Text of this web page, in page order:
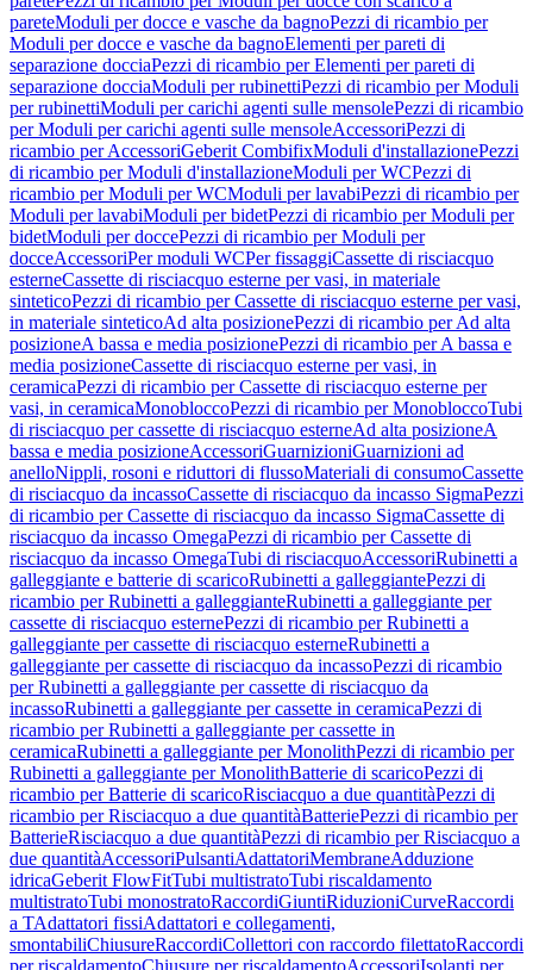
pareteModuli per docce e vasche da bagnoPezzi di ricambio per
Moduli per docce e vasche da bagnoElementi per pareti di
separazione docciaPezzi di ricambio per Elementi per pareti di
separazione docciaModuli per rubinettiPezzi di ricambio per Moduli
per rubinettiModuli per carichi agenti sulle mensolePezzi di ricambio
per Moduli per carichi agenti sulle mensoleAccessoriPezzi di
ricambio per AccessoriGeberit CombifixModuli d'installazionePezzi
di ricambio per Moduli d'installazioneModuli per WCPezzi di
ricambio per Moduli per WCModuli per lavabiPezzi di ricambio per
Moduli per lavabiModuli per bidetPezzi di ricambio per Moduli per
bidetModuli per doccePezzi di ricambio per Moduli per
docceAccessoriPer moduli WCPer fissaggiCassette di risciacquo
esterneCassette di risciacquo esterne per vasi, in materiale
sinteticoPezzi di ricambio per Cassette di risciacquo esterne per vasi,
in materiale sinteticoAd alta posizionePezzi di ricambio per Ad alta
posizioneA bassa e media posizionePezzi di ricambio per A bassa e
media posizioneCassette di risciacquo esterne per vasi, in
ceramicaPezzi di ricambio per Cassette di risciacquo esterne per
vasi, in ceramicaMonobloccoPezzi di ricambio per MonobloccoTubi
di risciacquo per cassette di risciacquo esterneAd alta posizioneA
bassa e media posizioneAccessoriGuarnizioniGuarnizioni ad
anelloNippli, rosoni e riduttori di flussoMateriali di consumoCassette
di risciacquo da incassoCassette di risciacquo da incasso SigmaPezzi
di ricambio per Cassette di risciacquo da incasso SigmaCassette di
risciacquo da incasso OmegaPezzi di ricambio per Cassette di
risciacquo da incasso OmegaTubi di risciacquoAccessoriRubinetti a
galleggiante e batterie di scaricoRubinetti a galleggiantePezzi di
ricambio per Rubinetti a galleggianteRubinetti a galleggiante per
cassette di risciacquo esternePezzi di ricambio per Rubinetti a
galleggiante per cassette di risciacquo esterneRubinetti a
galleggiante per cassette di risciacquo da incassoPezzi di ricambio
per Rubinetti a galleggiante per cassette di risciacquo da
incassoRubinetti a galleggiante per cassette in ceramicaPezzi di
ricambio per Rubinetti a galleggiante per cassette in
ceramicaRubinetti a galleggiante per MonolithPezzi di ricambio per
Rubinetti a galleggiante per MonolithBatterie di scaricoPezzi di
ricambio per Batterie di scaricoRisciacquo a due quantitàPezzi di
ricambio per Risciacquo a due quantitàBatteriePezzi di ricambio per
BatterieRisciacquo a due quantitàPezzi di ricambio per Risciacquo a
due quantitàAccessoriPulsantiAdattatoriMembraneAdduzione
idricaGeberit FlowFitTubi multistratoTubi riscaldamento
multistratoTubi monostratoRaccordiGiuntiRiduzioniCurveRaccordi
a TAdattatori fissiAdattatori e collegamenti,
smontabiliChiusureRaccordiCollettori con raccordo filettatoRaccordi
per riscaldamentoChiusure per riscaldamentoAccessoriIsolanti per